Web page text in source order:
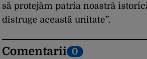
să protejăm patria noastră
distruge această unitate”.
Comentarii 0